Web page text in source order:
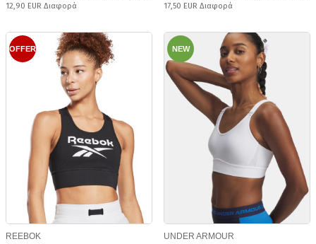
12,90 EUR Διαφορά
17,50 EUR Διαφορά
OFFER
REEBOK
NEW
UNDER ARMOUR